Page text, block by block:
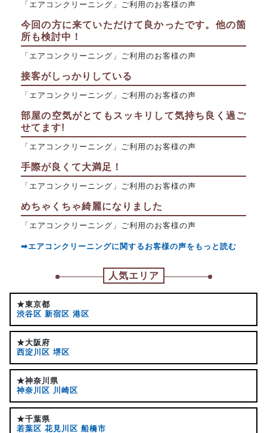
「エアコンクリーニング」ご利用のお客様の声
今回の方に来ていただけて良かったです。他の箇
所も検討中！
「エアコンクリーニング」ご利用のお客様の声
接客がしっかりしている
「エアコンクリーニング」ご利用のお客様の声
部屋の空気がとてもスッキリして気持ち良く過ご
せてます!
「エアコンクリーニング」ご利用のお客様の声
手際が良くて大満足！
「エアコンクリーニング」ご利用のお客様の声
めちゃくちゃ綺麗になりました
「エアコンクリーニング」ご利用のお客様の声
➡エアコンクリーニングに関するお客様の声をもっと読む
人気エリア
★東京都
渋谷区 新宿区 港区
★大阪府
西淀川区 堺区
★神奈川県
神奈川区 川崎区
★千葉県
若葉区 花見川区 船橋市